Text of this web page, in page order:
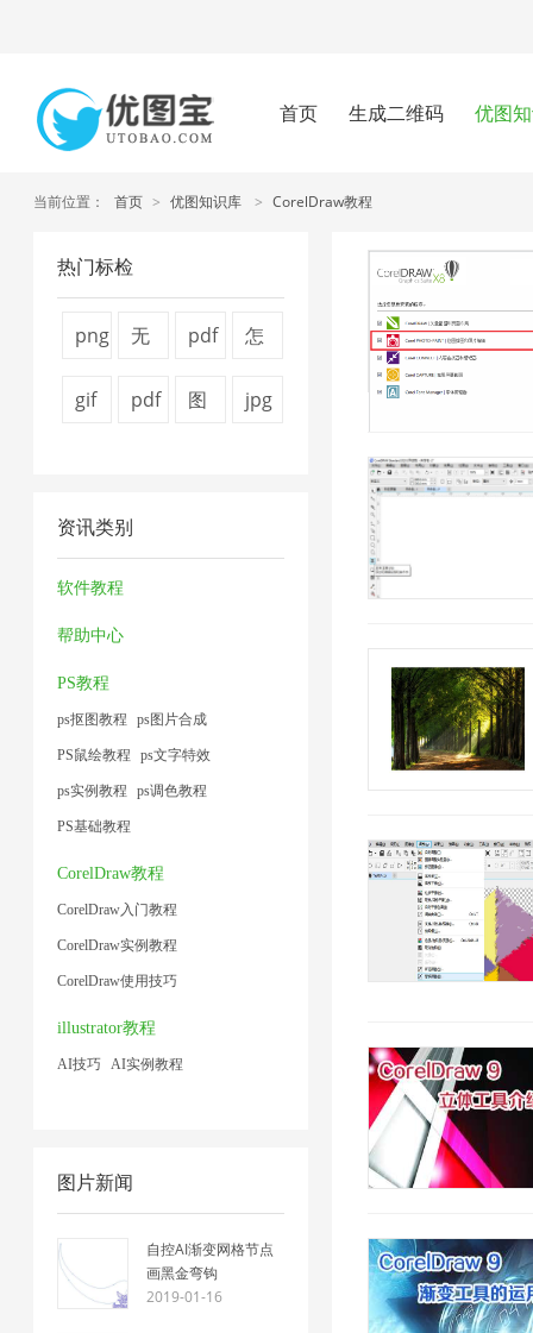
首页 生成二维码 优图
当前位置： 首页 > 优图知识库 > CorelDraw教程
热门标检
png
具
1
无
1
pdf
1
怎
片
gif
压
缩
2
pdf
压
图
jpg
资讯类别
软件教程
帮助中心
PS教程
ps抠图教程 ps图片合成
PS鼠绘教程 ps文字特效
ps实例教程 ps调色教程
PS基础教程
CorelDraw教程
CorelDraw入门教程
CorelDraw实例教程
CorelDraw使用技巧
illustrator教程
AI技巧 AI实例教程
图片新闻
自控AI渐变网格节点
画黑金弯钩
2019-01-16